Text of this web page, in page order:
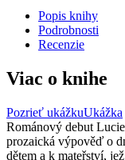
Popis knihy
Podrobnosti
Recenzie
Viac o knihe
Pozrieť ukážkuUkážka
Románový debut
prozaická výpověď o
dětem a k mateřství,